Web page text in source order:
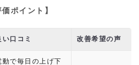
ポイント】
い口コミ 改善希望の声
動で毎日の上げ下